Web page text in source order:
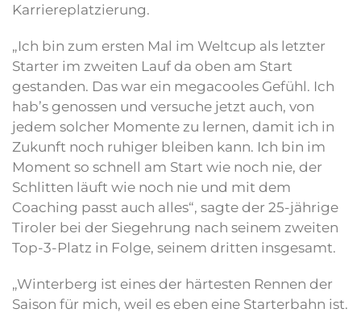
Karriereplatzierung.
„Ich bin zum ersten Mal im Weltcup als letzter
Starter im zweiten Lauf da oben am Start
gestanden. Das war ein megacooles Gefühl. Ich
hab’s genossen und versuche jetzt auch, von
jedem solcher Momente zu lernen, damit ich in
Zukunft noch ruhiger bleiben kann. Ich bin im
Moment so schnell am Start wie noch nie, der
Schlitten läuft wie noch nie und mit dem
Coaching passt auch alles“, sagte der 25-jährige
Tiroler bei der Siegehrung nach seinem zweiten
Top-3-Platz in Folge, seinem dritten insgesamt.
„Winterberg ist eines der härtesten Rennen der
Saison für mich, weil es eben eine Starterbahn ist.